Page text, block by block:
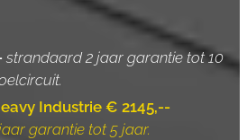
strandaard 2 jaar garantie tot 10
Industrie € 2145,--
garantie tot 5 jaar.